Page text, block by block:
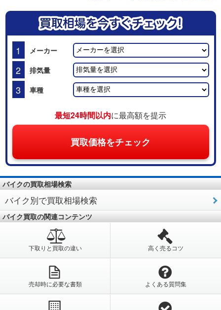
1 メーカー
2 排気量
3 車種
最短24時間以内に最高額を提示
買取価格をチェック
バイクの買取相場検索
バイク別で買取相場検索
バイク買取の関連コンテンツ
下取りと買取の違い 高く売るコツ
売却時に必要な書類 よくある質問集